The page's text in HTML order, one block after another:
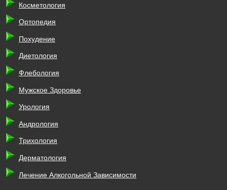
Косметология
Ортопедия
Похудение
Диетология
Флебология
Мужское Здоровье
Урология
Андрология
Трихология
Дерматология
Лечение Алкогольной Зависимости